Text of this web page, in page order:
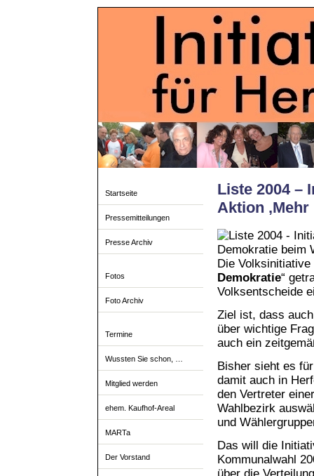
Startseite
Pressemitteilungen
Presse Archiv
Fotos
Foto Archiv
Termine
Wussten Sie schon, …
Mitglied werden
ehem. Kaufhof-Areal
MARTa
Der Vorstand
Liste 2004 –
Aktion
Die
Demokratie“
Volksentscheide
Ziel ist, dass
über wichtige
auch ein
Bisher sieht es
damit auch in
den Vertreter
Wahlbezirk
und
Das will die
Kommunalwahl